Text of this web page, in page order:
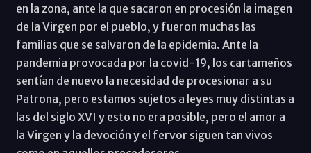
en la zona, ante la que sacaron en procesión la imagen
de la Virgen por el pueblo, y fueron muchas las
familias que se salvaron de la epidemia. Ante la
pandemia provocada por la covid-19, los cartameños
sentían de nuevo la necesidad de procesionar a su
Patrona, pero estamos sujetos a leyes muy distintas a
las del siglo XVI y esto no era posible, pero el amor a
la Virgen y la devoción y el fervor siguen tan vivos